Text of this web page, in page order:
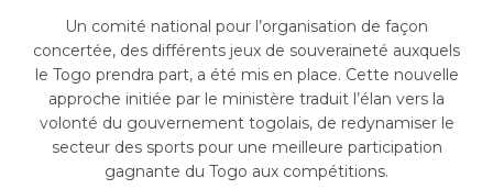
Un comité national pour l’organisation de façon
concertée, des différents jeux de souveraineté auxquels
le Togo prendra part, a été mis en place. Cette nouvelle
approche initiée par le ministère traduit l’élan vers la
volonté du gouvernement togolais, de redynamiser le
secteur des sports pour une meilleure participation
gagnante du Togo aux compétitions.